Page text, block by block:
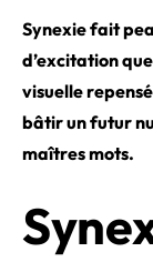
Synexie fait
d’excitation
visuelle
bâtir un futur
maîtres mots.